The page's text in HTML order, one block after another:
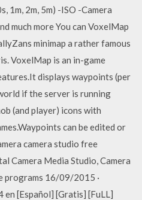
1m, 2m, 5m) -ISO -Camera
much more You can VoxelMap
minimap a rather famous
VoxelMap is an in-game
displays waypoints (per
if the server is running
(and player) icons with
can be edited or
camera studio free
Camera Media Studio, Camera
programs 16/09/2015 ·
en [Español] [Gratis] [FuLL]